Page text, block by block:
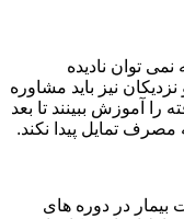
توان نادیده
نیز باید مشاوره
را آموزش ببینند تا بعد
مصرف تمایل پیدا نکند.
بیمار در دوره های